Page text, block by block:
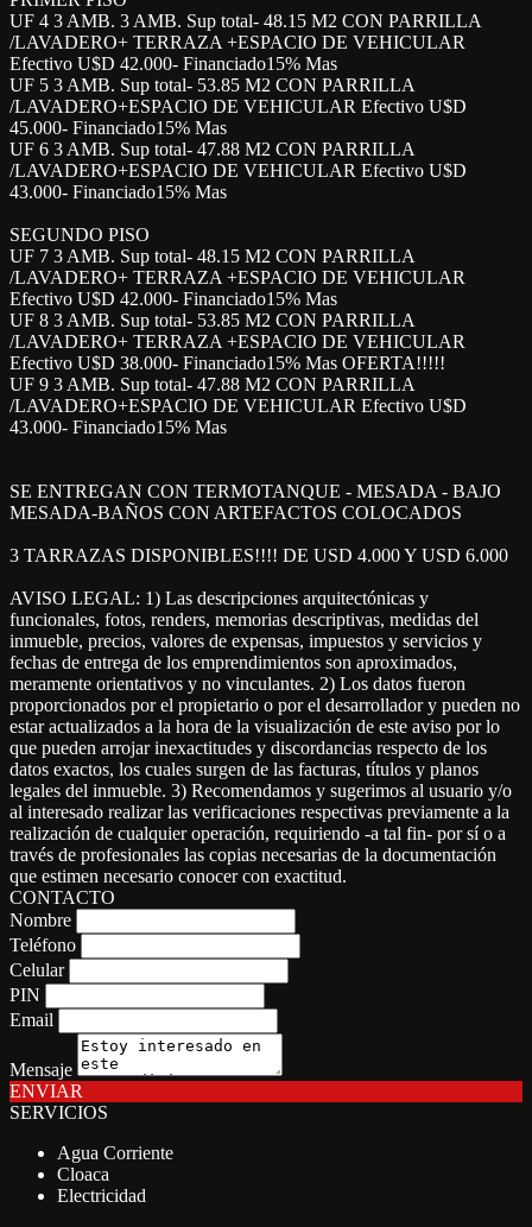
UF 4 3 AMB. 3 AMB. Sup total- 48.15 M2 CON PARRILLA
/LAVADERO+ TERRAZA +ESPACIO DE VEHICULAR
Efectivo U$D 42.000- Financiado15% Mas
UF 5 3 AMB. Sup total- 53.85 M2 CON PARRILLA
/LAVADERO+ESPACIO DE VEHICULAR Efectivo U$D
45.000- Financiado15% Mas
UF 6 3 AMB. Sup total- 47.88 M2 CON PARRILLA
/LAVADERO+ESPACIO DE VEHICULAR Efectivo U$D
43.000- Financiado15% Mas
SEGUNDO PISO
UF 7 3 AMB. Sup total- 48.15 M2 CON PARRILLA
/LAVADERO+ TERRAZA +ESPACIO DE VEHICULAR
Efectivo U$D 42.000- Financiado15% Mas
UF 8 3 AMB. Sup total- 53.85 M2 CON PARRILLA
/LAVADERO+ TERRAZA +ESPACIO DE VEHICULAR
Efectivo U$D 38.000- Financiado15% Mas OFERTA!!!!!
UF 9 3 AMB. Sup total- 47.88 M2 CON PARRILLA
/LAVADERO+ESPACIO DE VEHICULAR Efectivo U$D
43.000- Financiado15% Mas
SE ENTREGAN CON TERMOTANQUE - MESADA - BAJO
MESADA-BAÑOS CON ARTEFACTOS COLOCADOS
3 TARRAZAS DISPONIBLES!!!! DE USD 4.000 Y USD 6.000
AVISO LEGAL: 1) Las descripciones arquitectónicas y
funcionales, fotos, renders, memorias descriptivas, medidas del
inmueble, precios, valores de expensas, impuestos y servicios y
fechas de entrega de los emprendimientos son aproximados,
meramente orientativos y no vinculantes. 2) Los datos fueron
proporcionados por el propietario o por el desarrollador y pueden no
estar actualizados a la hora de la visualización de este aviso por lo
que pueden arrojar inexactitudes y discordancias respecto de los
datos exactos, los cuales surgen de las facturas, títulos y planos
legales del inmueble. 3) Recomendamos y sugerimos al usuario y/o
al interesado realizar las verificaciones respectivas previamente a la
realización de cualquier operación, requiriendo -a tal fin- por sí o a
través de profesionales las copias necesarias de la documentación
que estimen necesario conocer con exactitud.
CONTACTO
Nombre
Teléfono
Celular
PIN
Email
Mensaje
ENVIAR
SERVICIOS
Agua Corriente
Cloaca
Electricidad